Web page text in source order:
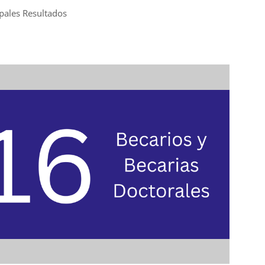
Resultados